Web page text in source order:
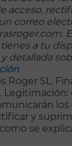
acceso,
correo
a tu
detallada
Roger SL.
y
se